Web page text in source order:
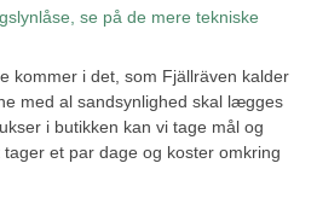
se på de mere tekniske
kommer i det, som Fjällräven kalder
med al sandsynlighed skal lægges
i butikken kan vi tage mål og
et par dage og koster omkring